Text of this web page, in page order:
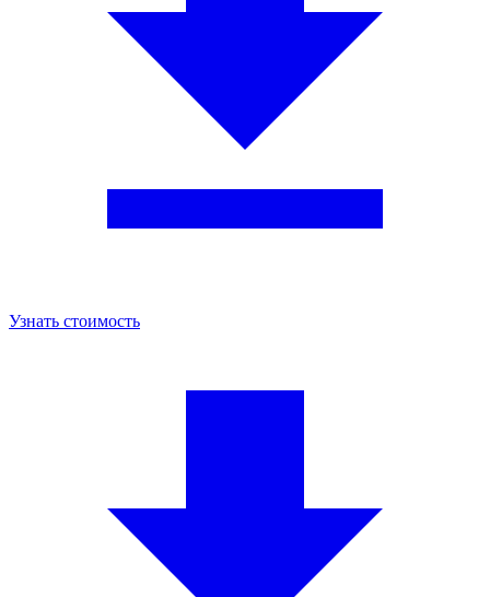
Узнать стоимость